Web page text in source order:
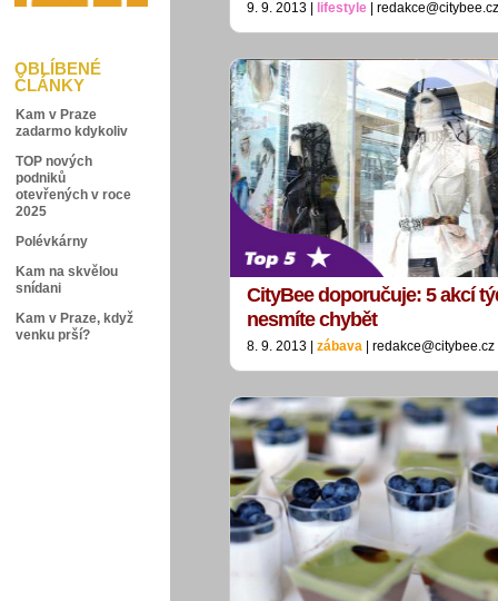
OBLÍBENÉ
ČLÁNKY
Kam v Praze
zadarmo kdykoliv
TOP nových
podniků
otevřených v roce
2025
Polévkárny
Kam na skvělou
snídani
Kam v Praze, když
venku prší?
9. 9. 2013 | lifestyle | redakce@citybee.cz
CityBee doporučuje: 5 akcí
nesmíte chybět
8. 9. 2013 | zábava | redakce@citybee.cz